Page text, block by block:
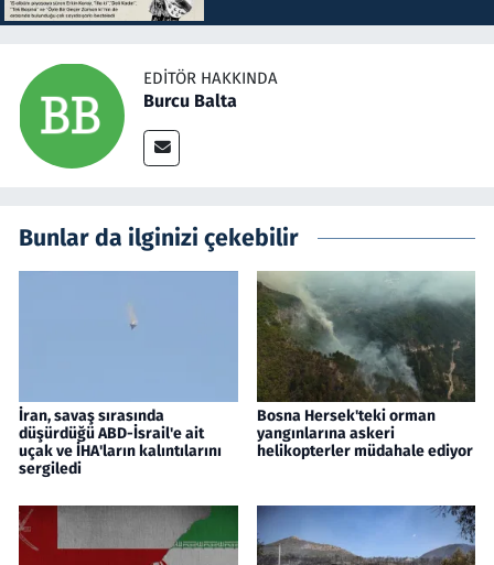
EDITÖR HAKKINDA
Burcu Balta
Bunlar da ilginizi çekebilir
İran, savaş sırasında
düşürdüğü ABD-İsrail'e ait
uçak ve İHA'ların kalıntılarını
sergiledi
Bosna Hersek'teki orman
yangınlarına askeri
helikopterler müdahale ediyor